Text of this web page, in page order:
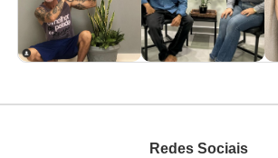
Redes Sociais